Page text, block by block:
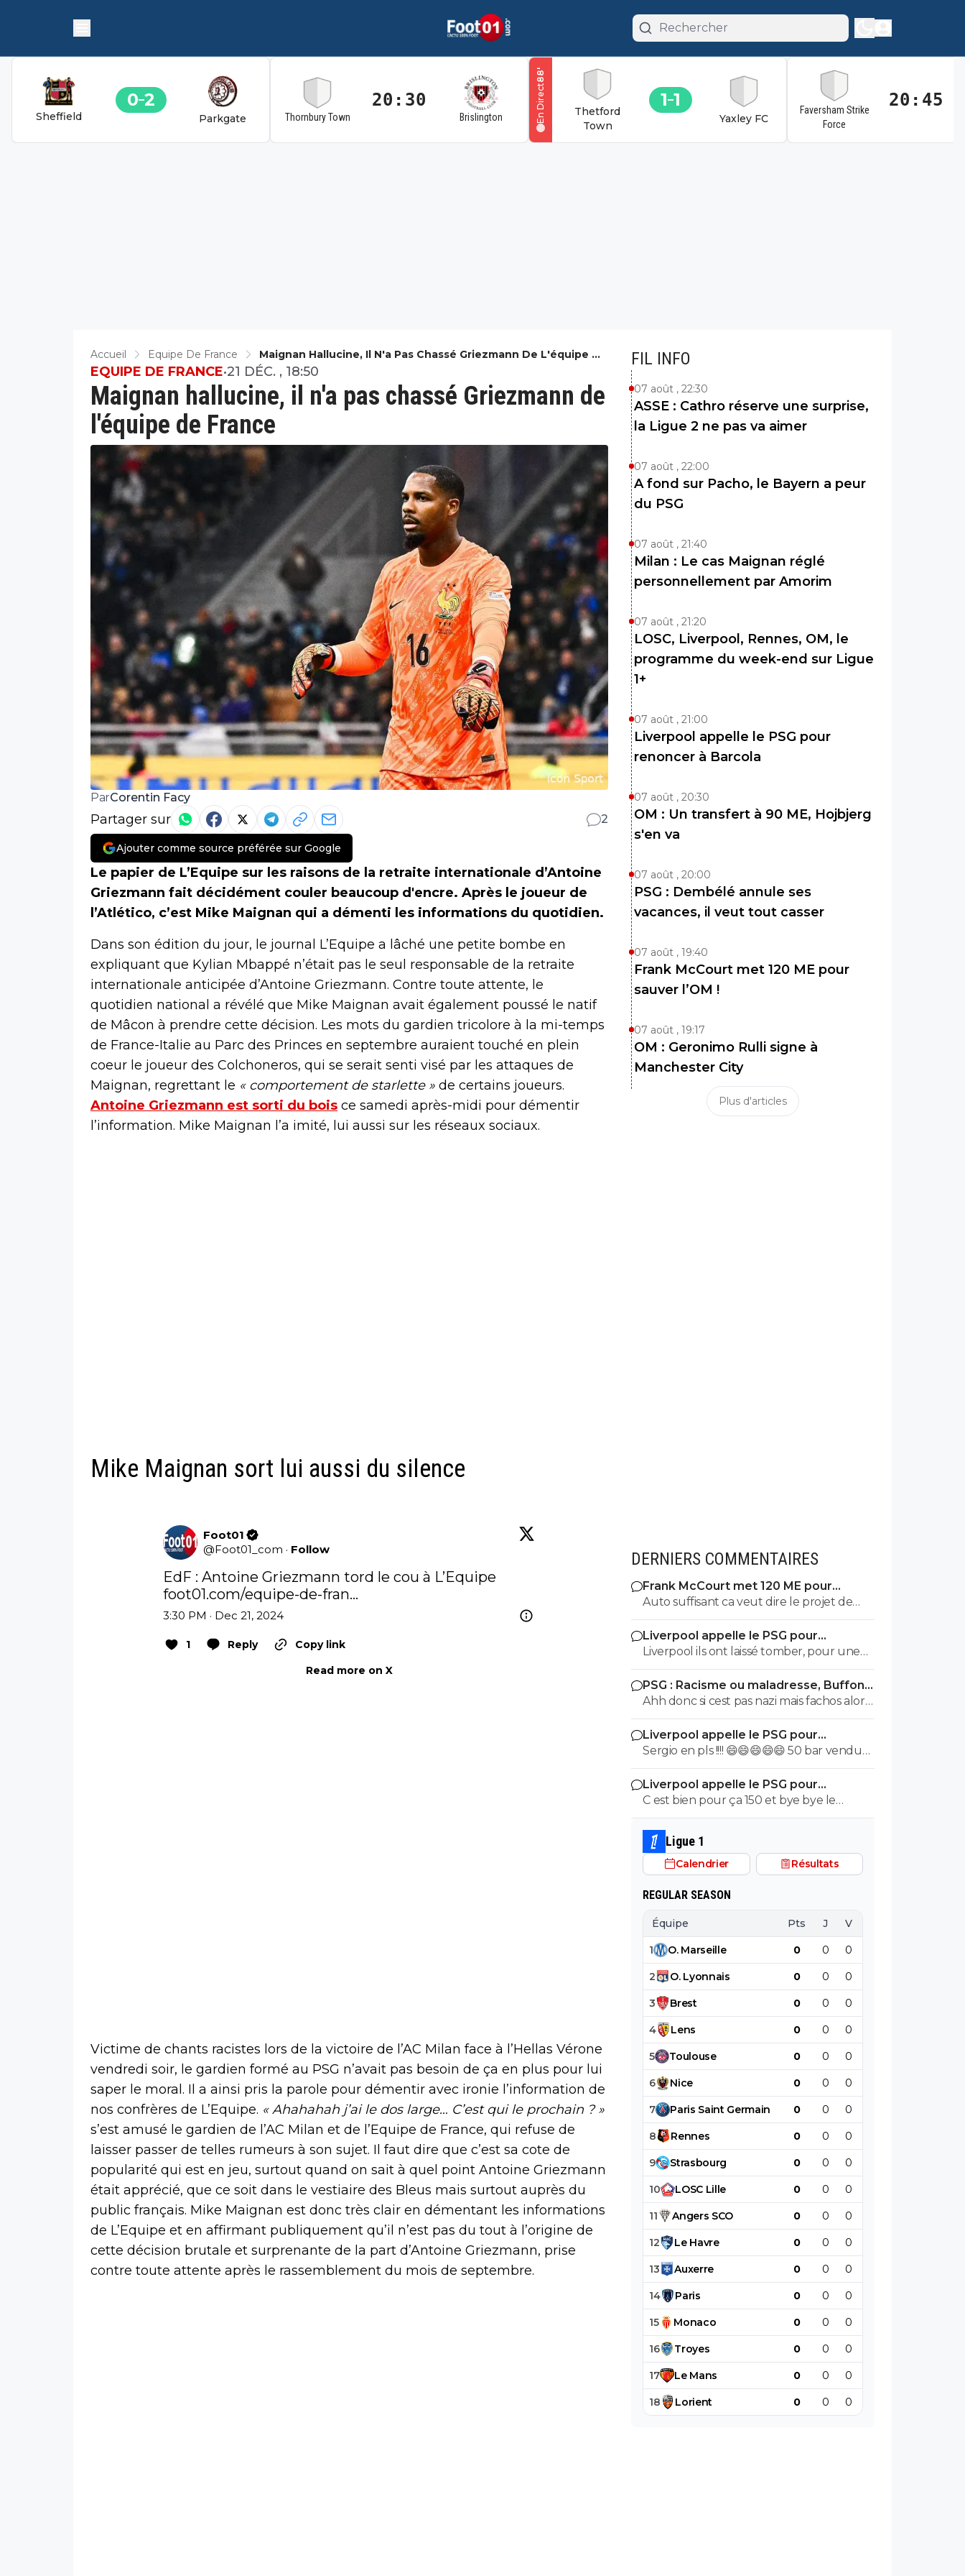
Sheffield
0 2
Parkgate Thornbury Town
20:30
Brislington
Thetford
Town
1 1
Yaxley FC
88
'
En Direct
Faversham Strike
Force
20:45
Accueil Equipe De France
Maignan Hallucine, Il N'a Pas Chassé Griezmann De L'équipe De
France
Maignan hallucine, il n'a pas chassé Griezmann de
l'équipe de France
EQUIPE DE FRANCE•21 DÉC. , 18:50
ParCorentin Facy
Partager sur 2
Ajouter comme source préférée sur Google
Le papier de L’Equipe sur les raisons de la retraite internationale d’Antoine
Griezmann fait décidément couler beaucoup d'encre. Après le joueur de
l’Atlético, c’est Mike Maignan qui a démenti les informations du quotidien.
Dans son édition du jour, le journal L’Equipe a lâché une petite bombe en
expliquant que Kylian Mbappé n’était pas le seul responsable de la retraite
internationale anticipée d’Antoine Griezmann. Contre toute attente, le
quotidien national a révélé que Mike Maignan avait également poussé le natif
de Mâcon à prendre cette décision. Les mots du gardien tricolore à la mi-temps
de France-Italie au Parc des Princes en septembre auraient touché en plein
coeur le joueur des Colchoneros, qui se serait senti visé par les attaques de
Maignan, regrettant le « comportement de starlette » de certains joueurs.
Antoine Griezmann est sorti du bois ce samedi après-midi pour démentir
l’information. Mike Maignan l’a imité, lui aussi sur les réseaux sociaux.
Mike Maignan sort lui aussi du silence
Foot01
@Foot01_com · Follow
foot01.com/equipe-de-fran…
3:30 PM · Dec 21, 2024
1 Reply
Copy link
Read more on X
Victime de chants racistes lors de la victoire de l’AC Milan face à l’Hellas Vérone
vendredi soir, le gardien formé au PSG n’avait pas besoin de ça en plus pour lui
saper le moral. Il a ainsi pris la parole pour démentir avec ironie l’information de
nos confrères de L’Equipe. « Ahahahah j’ai le dos large… C’est qui le prochain ? »
s’est amusé le gardien de l’AC Milan et de l’Equipe de France, qui refuse de
laisser passer de telles rumeurs à son sujet. Il faut dire que c’est sa cote de
popularité qui est en jeu, surtout quand on sait à quel point Antoine Griezmann
était apprécié, que ce soit dans le vestiaire des Bleus mais surtout auprès du
public français. Mike Maignan est donc très clair en démentant les informations
de L’Equipe et en affirmant publiquement qu’il n’est pas du tout à l’origine de
cette décision brutale et surprenante de la part d’Antoine Griezmann, prise
contre toute attente après le rassemblement du mois de septembre.
FIL INFO
07 août , 22:30
ASSE : Cathro réserve une surprise,
la Ligue 2 ne pas va aimer
07 août , 22:00
A fond sur Pacho, le Bayern a peur
du PSG
07 août , 21:40
Milan : Le cas Maignan réglé
personnellement par Amorim
07 août , 21:20
LOSC, Liverpool, Rennes, OM, le
programme du week-end sur Ligue
1+
07 août , 21:00
Liverpool appelle le PSG pour
renoncer à Barcola
07 août , 20:30
OM : Un transfert à 90 ME, Hojbjerg
s'en va
07 août , 20:00
PSG : Dembélé annule ses
vacances, il veut tout casser
07 août , 19:40
Frank McCourt met 120 ME pour
sauver l’OM !
07 août , 19:17
OM : Geronimo Rulli signe à
Manchester City
Plus d'articles
DERNIERS COMMENTAIRES
Frank McCourt met 120 ME pour
sauver l’OM !
Auto suffisant ca veut dire le projet de
Rennes ou de lille a savoir vendre tes
meilleur éléments chaques année pour
pouvoir justement t'auto suffire .. perso
non merci je préfère etre ambitieux
garder les meilleurs éléments et envoyer
la caillasse quitte a se tromper de temps
en temps ca arrive... mais mac court na pas
les épaules pour L'OM il aurait du
racheter nantes ou nice ou bordeaux pas
Liverpool appelle le PSG pour
renoncer à Barcola
Liverpool ils ont laissé tomber, pour une
autre piste
PSG : Racisme ou maladresse, Buffon
écarte Suzuki
Ahh donc si cest pas nazi mais fachos alors
ca va....ca passe ..
Liverpool appelle le PSG pour
renoncer à Barcola
Sergio en pls !!!! 😄😄😄😄😄 50 bar vendu
150 !!!!
Liverpool appelle le PSG pour
renoncer à Barcola
C est bien pour ça 150 et bye bye le
remplaçant de doué krava.. superbe
vente acheter 50bar 😁😄
Ligue 1
Calendrier Résultats
REGULAR SEASON
Équipe Pts J V
1 O. Marseille 0 0 0
2 O. Lyonnais 0 0 0
3 Brest 0 0 0
4 Lens 0 0 0
5 Toulouse 0 0 0
6 Nice 0 0 0
7 Paris Saint Germain 0 0 0
8 Rennes 0 0 0
9 Strasbourg 0 0 0
10 LOSC Lille 0 0 0
11 Angers SCO 0 0 0
12 Le Havre 0 0 0
13 Auxerre 0 0 0
14 Paris 0 0 0
15 Monaco 0 0 0
16 Troyes 0 0 0
17 Le Mans 0 0 0
18 Lorient 0 0 0